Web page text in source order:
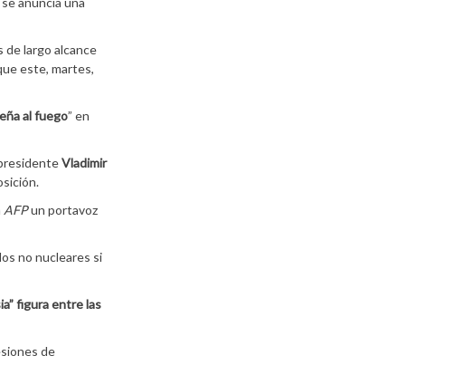
de largo alcance
este, martes,
al fuego” en
Vladimir
AFPun portavoz
no nucleares si
figura entre las
de